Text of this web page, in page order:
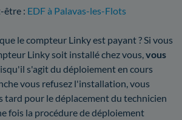
être : EDF à Palavas-les-Flots
le compteur Linky est payant ? Si vous
Linky soit installé chez vous,vous
s'agit du déploiement en cours
vous refusez l'installation, vous
tard pour le déplacement du technicien
fois la procédure de déploiement